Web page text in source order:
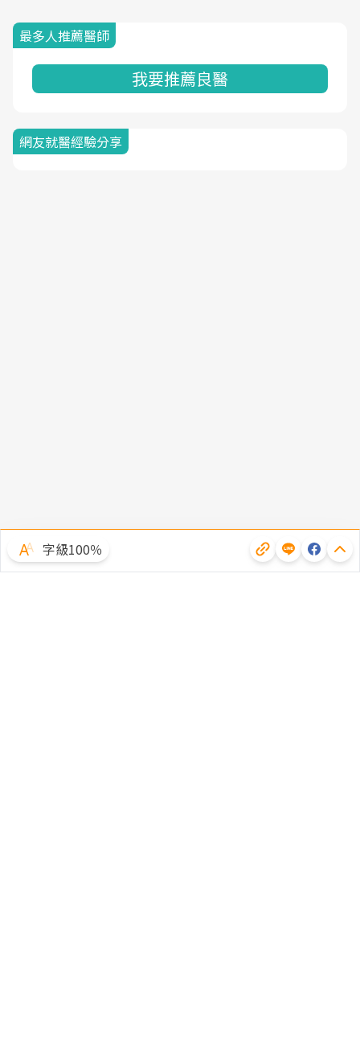
最多人推薦醫師
我要推薦良醫
網友就醫經驗分享
字級100％